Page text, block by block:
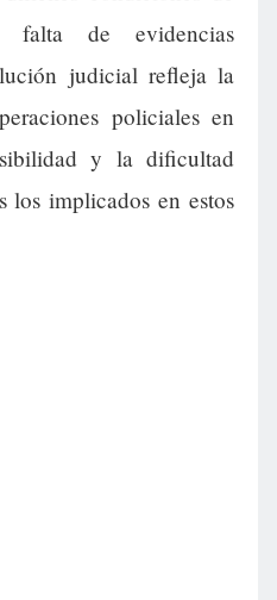
de evidencias
judicial refleja la
policiales en
y la dificultad
los implicados en estos